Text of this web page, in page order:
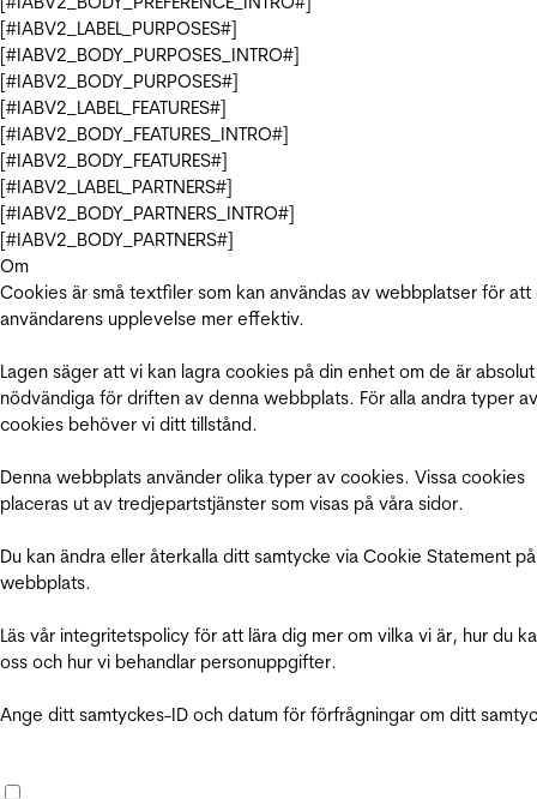
[#IABV2_LABEL_PURPOSES#]
[#IABV2_BODY_PURPOSES_INTRO#]
[#IABV2_BODY_PURPOSES#]
[#IABV2_LABEL_FEATURES#]
[#IABV2_BODY_FEATURES_INTRO#]
[#IABV2_BODY_FEATURES#]
[#IABV2_LABEL_PARTNERS#]
[#IABV2_BODY_PARTNERS_INTRO#]
[#IABV2_BODY_PARTNERS#]
Om
Cookies är små textfiler som kan användas av webbplatser för att
användarens upplevelse mer effektiv.
Lagen säger att vi kan lagra cookies på din enhet om de är absolut
nödvändiga för driften av denna webbplats. För alla andra typer av
cookies behöver vi ditt tillstånd.
Denna webbplats använder olika typer av cookies. Vissa cookies
placeras ut av tredjepartstjänster som visas på våra sidor.
Du kan ändra eller återkalla ditt samtycke via Cookie Statement
webbplats.
Läs vår integritetspolicy för att lära dig mer om vilka vi är, hur du
oss och hur vi behandlar personuppgifter.
Ange ditt samtyckes-ID och datum för förfrågningar om ditt